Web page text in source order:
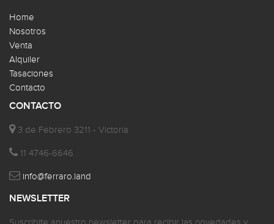
Home
Nosotros
Venta
Alquiler
Tasaciones
Contacto
CONTACTO
3 de Febrero 3211 - Victoria
11 4746-6646
info@ferraro.land
NEWSLETTER